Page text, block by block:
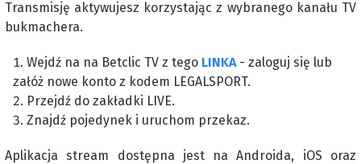
Transmisję aktywujesz korzystając z wybranego kanału TV
bukmachera.
Wejdź na na Betclic TV z tego LINKA- zaloguj się lub
załóż nowe konto z kodem LEGALSPORT.
Przejdź do zakładki LIVE.
Znajdź pojedynek i uruchom przekaz.
Aplikacja stream dostępna jest na Androida, iOS oraz